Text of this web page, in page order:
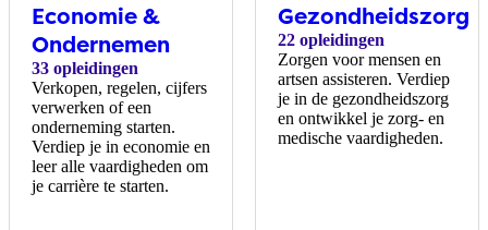
Economie &
Ondernemen
33 opleidingen
Verkopen, regelen, cijfers
verwerken of een
onderneming starten.
Verdiep je in economie en
leer alle vaardigheden om
je carrière te starten.
Gezondheidszorg
22 opleidingen
Zorgen voor mensen en
artsen assisteren. Verdiep
je in de gezondheidszorg
en ontwikkel je zorg- en
medische vaardigheden.